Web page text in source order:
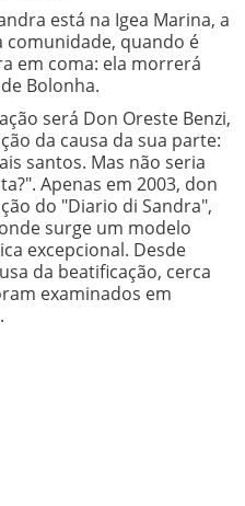
está na Igea Marina, a
quando é
em coma: ela morrerá
Bolonha.
será Don Oreste Benzi,
da causa da sua parte:
santos. Mas não seria
Apenas em 2003, don
do "Diario di Sandra",
surge um modelo
excepcional. Desde
da beatificação, cerca
examinados em